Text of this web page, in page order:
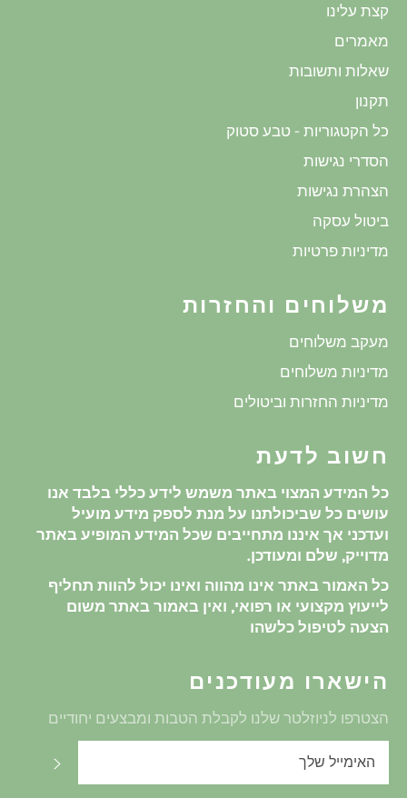
קצת עלינו
מאמרים
שאלות ותשובות
תקנון
כל הקטגוריות - טבע סטוק
הסדרי נגישות
הצהרת נגישות
ביטול עסקה
מדיניות פרטיות
משלוחים והחזרות
מעקב משלוחים
מדיניות משלוחים
מדיניות החזרות וביטולים
חשוב לדעת
כל המידע המצוי באתר משמש לידע כללי בלבד אנו
עושים כל שביכולתנו על מנת לספק מידע מועיל
ועדכני אך איננו מתחייבים שכל המידע המופיע באתר
מדוייק, שלם ומעודכן.
כל האמור באתר אינו מהווה ואינו יכול להוות תחליף
לייעוץ מקצועי או רפואי, ואין באמור באתר משום
הצעה לטיפול כלשהו
הישארו מעודכנים
הצטרפו לניוזלטר שלנו לקבלת הטבות ומבצעים יחודיים